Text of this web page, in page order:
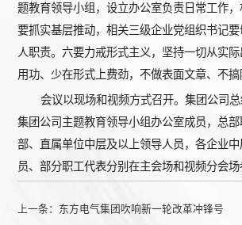
题教育领导小组，设立办公室负责日常工作
要抓实基层推动，相关三级企业党组织书记
人职责。六要力戒形式主义，坚持一切从实
用功、少在形式上费劲，不做表面文章、不搞
会议以现场和视频方式召开。集团公司总
集团公司主题教育领导小组办公室成员，总
部、直属单位中层及以上领导人员，各企业
员、部分职工代表分别在主会场和视频分会场
上一条： 东方电气集团吹响新一轮改革冲锋号